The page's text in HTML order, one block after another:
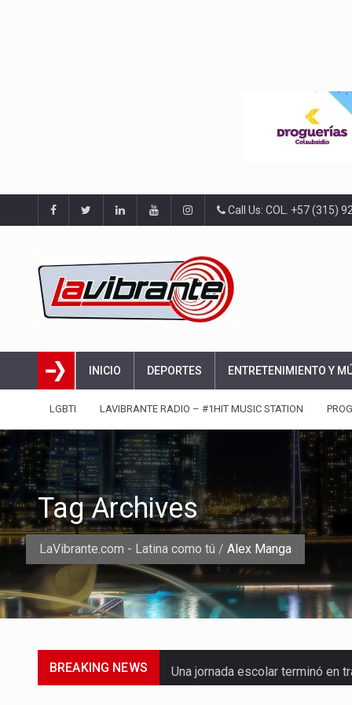
Call Us: COL. +57 (315)
INICIO DEPORTES ENTRETENIMIENTO Y
LGBTI LAVIBRANTE RADIO – #1HIT MUSIC STATION
LaVibrante.com - Latina como tú / Alex Manga
Tag Archives
BREAKING NEWS Una jornada escolar terminó en